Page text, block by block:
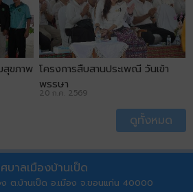
สุขภาพ โครงการสืบสานประเพณี วันเข้า
พรรษา
20 ก.ค. 2569
ดูทั้งหมด
ศบาลเมืองบ้านเป็ด
ง ต.บ้านเป็ด อ.เมือง จ.ขอนแก่น 40000